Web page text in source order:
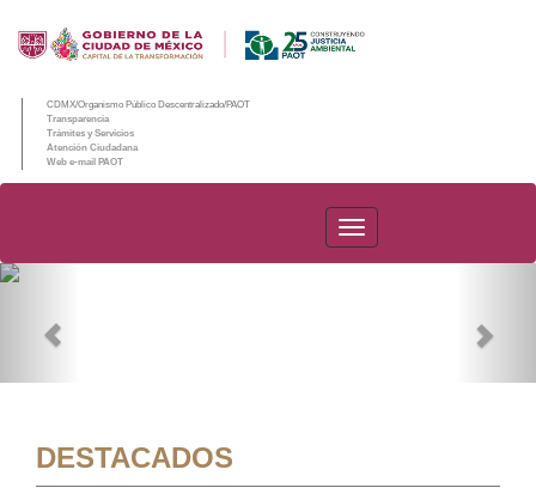
CDMX/Organismo Público Descentralizado/PAOT
Transparencia
Trámites y Servicios
Atención Ciudadana
Web e-mail PAOT
PAOT
DESTACADOS